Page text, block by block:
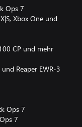
Ops 7
Xbox One und
CP und mehr
Reaper EWR-3
Ops 7
7